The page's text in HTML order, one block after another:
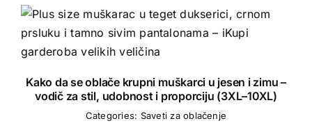
Kako da se oblače krupni muškarci u jesen i zimu –
vodič za stil, udobnost i proporciju (3XL–10XL)
Categories: Saveti za oblačenje